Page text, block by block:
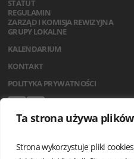
Ta strona używa
Strona wykorzystuje pliki
STATUT
REGULAMIN
ZARZĄD I KOMISJA REWIZYJNA
GRUPY LOKALNE
KALENDARIUM
KONTAKT
POLITYKA PRYWATNOŚCI